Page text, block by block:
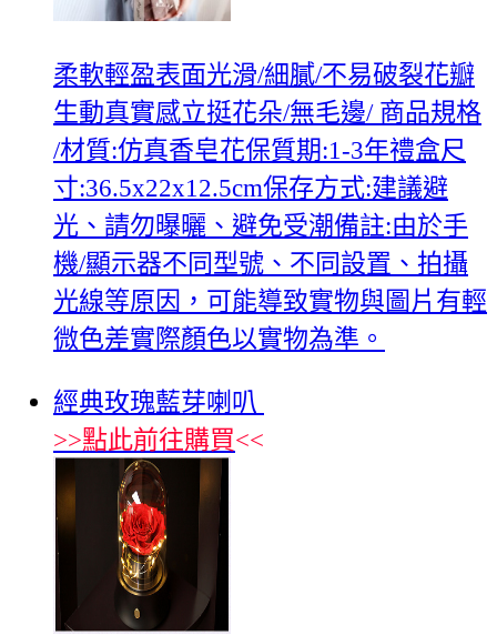
柔軟輕盈表面光滑/細膩/不易破裂花瓣
生動真實感立挺花朵/無毛邊/ 商品規格
/材質:仿真香皂花保質期:1-3年禮盒尺
寸:36.5x22x12.5cm保存方式:建議避
光、請勿曝曬、避免受潮備註:由於手
機/顯示器不同型號、不同設置、拍攝
光線等原因，可能導致實物與圖片有輕
微色差實際顏色以實物為準。
經典玫瑰藍芽喇叭
>>點此前往購買<<